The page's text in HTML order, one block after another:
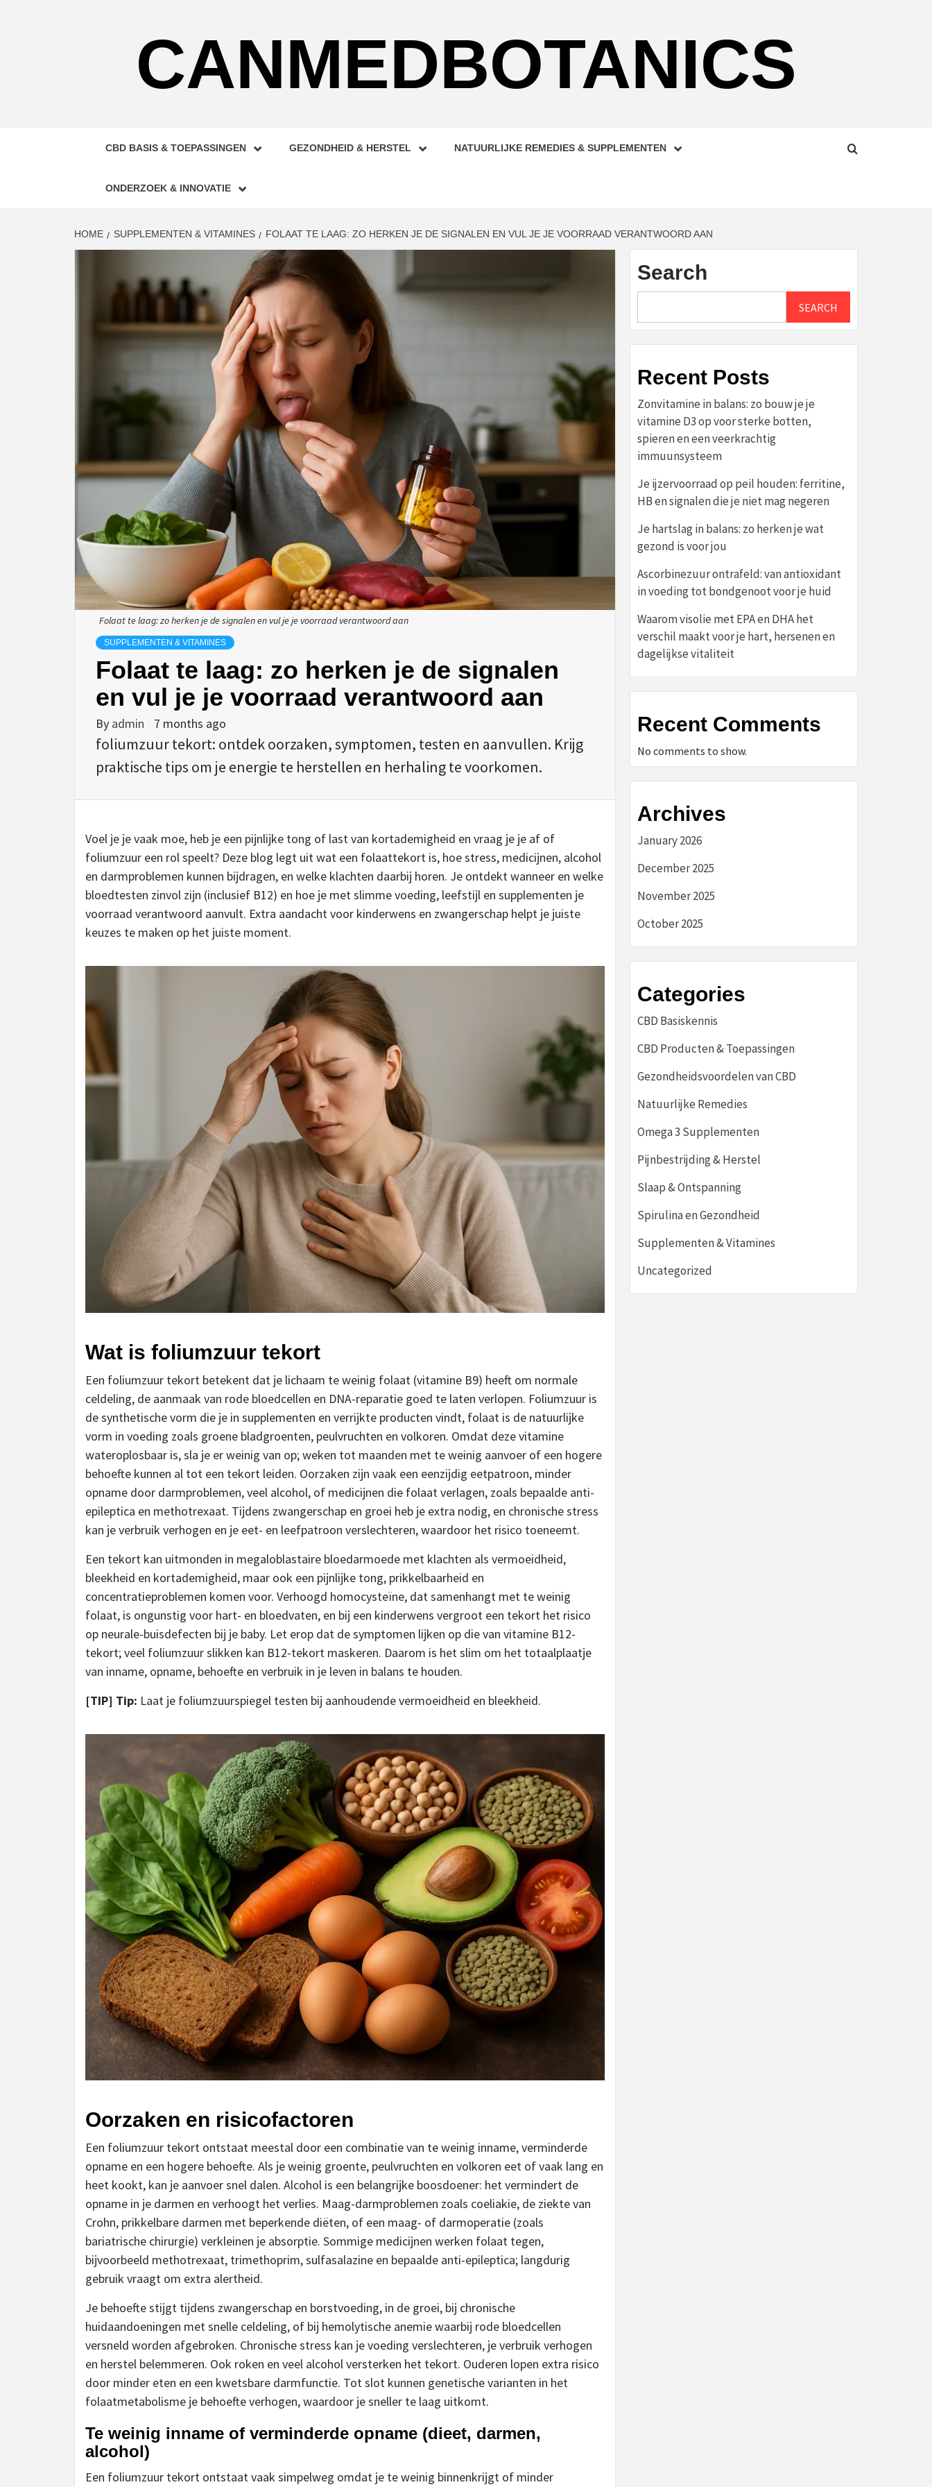
CANMEDBOTANICS
CBD BASIS & TOEPASSINGEN GEZONDHEID & HERSTEL NATUURLIJKE REMEDIES & SUPPLEMENTEN
ONDERZOEK & INNOVATIE
HOME SUPPLEMENTEN & VITAMINES FOLAAT TE LAAG: ZO HERKEN JE DE SIGNALEN EN VUL JE JE VOORRAAD VERANTWOORD AAN
Folaat te laag: zo herken je de signalen en vul je je voorraad verantwoord aan
SUPPLEMENTEN & VITAMINES
Folaat te laag: zo herken je de signalen
en vul je je voorraad verantwoord aan
By admin 7 months ago
foliumzuur tekort: ontdek oorzaken, symptomen, testen en aanvullen. Krijg
praktische tips om je energie te herstellen en herhaling te voorkomen.
Voel je je vaak moe, heb je een pijnlijke tong of last van kortademigheid en vraag je je af of
foliumzuur een rol speelt? Deze blog legt uit wat een folaattekort is, hoe stress, medicijnen, alcohol
en darmproblemen kunnen bijdragen, en welke klachten daarbij horen. Je ontdekt wanneer en welke
bloedtesten zinvol zijn (inclusief B12) en hoe je met slimme voeding, leefstijl en supplementen je
voorraad verantwoord aanvult. Extra aandacht voor kinderwens en zwangerschap helpt je juiste
keuzes te maken op het juiste moment.
Wat is foliumzuur tekort
Een foliumzuur tekort betekent dat je lichaam te weinig folaat (vitamine B9) heeft om normale
celdeling, de aanmaak van rode bloedcellen en DNA-reparatie goed te laten verlopen. Foliumzuur is
de synthetische vorm die je in supplementen en verrijkte producten vindt, folaat is de natuurlijke
vorm in voeding zoals groene bladgroenten, peulvruchten en volkoren. Omdat deze vitamine
wateroplosbaar is, sla je er weinig van op; weken tot maanden met te weinig aanvoer of een hogere
behoefte kunnen al tot een tekort leiden. Oorzaken zijn vaak een eenzijdig eetpatroon, minder
opname door darmproblemen, veel alcohol, of medicijnen die folaat verlagen, zoals bepaalde anti-
epileptica en methotrexaat. Tijdens zwangerschap en groei heb je extra nodig, en chronische stress
kan je verbruik verhogen en je eet- en leefpatroon verslechteren, waardoor het risico toeneemt.
Een tekort kan uitmonden in megaloblastaire bloedarmoede met klachten als vermoeidheid,
bleekheid en kortademigheid, maar ook een pijnlijke tong, prikkelbaarheid en
concentratieproblemen komen voor. Verhoogd homocysteïne, dat samenhangt met te weinig
folaat, is ongunstig voor hart- en bloedvaten, en bij een kinderwens vergroot een tekort het risico
op neurale-buisdefecten bij je baby. Let erop dat de symptomen lijken op die van vitamine B12-
tekort; veel foliumzuur slikken kan B12-tekort maskeren. Daarom is het slim om het totaalplaatje
van inname, opname, behoefte en verbruik in je leven in balans te houden.
[TIP] Tip: Laat je foliumzuurspiegel testen bij aanhoudende vermoeidheid en bleekheid.
Oorzaken en risicofactoren
Een foliumzuur tekort ontstaat meestal door een combinatie van te weinig inname, verminderde
opname en een hogere behoefte. Als je weinig groente, peulvruchten en volkoren eet of vaak lang en
heet kookt, kan je aanvoer snel dalen. Alcohol is een belangrijke boosdoener: het vermindert de
opname in je darmen en verhoogt het verlies. Maag-darmproblemen zoals coeliakie, de ziekte van
Crohn, prikkelbare darmen met beperkende diëten, of een maag- of darmoperatie (zoals
bariatrische chirurgie) verkleinen je absorptie. Sommige medicijnen werken folaat tegen,
bijvoorbeeld methotrexaat, trimethoprim, sulfasalazine en bepaalde anti-epileptica; langdurig
gebruik vraagt om extra alertheid.
Je behoefte stijgt tijdens zwangerschap en borstvoeding, in de groei, bij chronische
huidaandoeningen met snelle celdeling, of bij hemolytische anemie waarbij rode bloedcellen
versneld worden afgebroken. Chronische stress kan je voeding verslechteren, je verbruik verhogen
en herstel belemmeren. Ook roken en veel alcohol versterken het tekort. Ouderen lopen extra risico
door minder eten en een kwetsbare darmfunctie. Tot slot kunnen genetische varianten in het
folaatmetabolisme je behoefte verhogen, waardoor je sneller te laag uitkomt.
Te weinig inname of verminderde opname (dieet, darmen,
alcohol)
Een foliumzuur tekort ontstaat vaak simpelweg omdat je te weinig binnenkrijgt of minder
Search
SEARCH
Recent Posts
Zonvitamine in balans: zo bouw je je
vitamine D3 op voor sterke botten,
spieren en een veerkrachtig
immuunsysteem
Je ijzervoorraad op peil houden: ferritine,
HB en signalen die je niet mag negeren
Je hartslag in balans: zo herken je wat
gezond is voor jou
Ascorbinezuur ontrafeld: van antioxidant
in voeding tot bondgenoot voor je huid
Waarom visolie met EPA en DHA het
verschil maakt voor je hart, hersenen en
dagelijkse vitaliteit
Recent Comments
No comments to show.
Archives
January 2026
December 2025
November 2025
October 2025
Categories
CBD Basiskennis
CBD Producten & Toepassingen
Gezondheidsvoordelen van CBD
Natuurlijke Remedies
Omega 3 Supplementen
Pijnbestrijding & Herstel
Slaap & Ontspanning
Spirulina en Gezondheid
Supplementen & Vitamines
Uncategorized